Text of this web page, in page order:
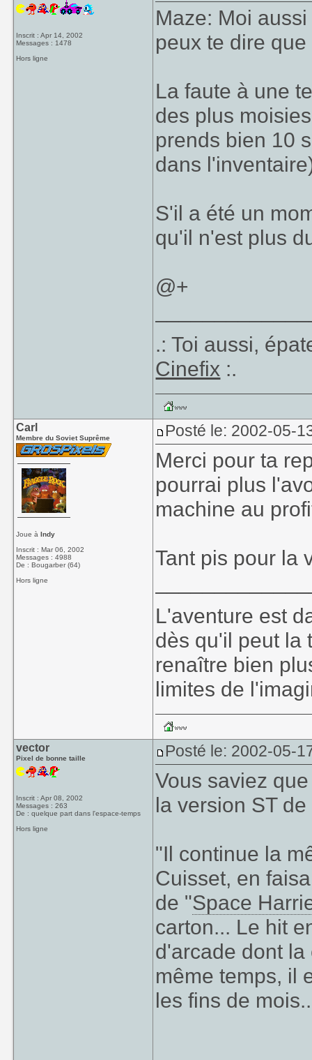
Inscrit : Apr 14, 2002
Messages : 1478
Hors ligne
Maze: Moi
peux te dire
La faute à une
des plus
prends bien 10
dans
S'il a été un
qu'il n'est plus
@+
.: Toi aussi,
Cinefix :.
Carl
Membre du Soviet Suprême
Joue àIndy
Inscrit : Mar 06, 2002
Messages : 4988
De : Bougarber (64)
Hors ligne
Posté le: 2002-05-
Merci pour ta
pourrai plus
machine au
Tant pis pour la
L'aventure est
dès qu'il peut la
renaître bien
limites de
vector
Pixel de bonne taille
Inscrit : Apr 08, 2002
Messages : 263
De : quelque part dans l'espace-temps
Hors ligne
Posté le: 2002-05-
Vous saviez
la version ST de
"Il continue la
Cuisset, en
de "Space
carton... Le hit
d'arcade dont
même temps, il
les fins de